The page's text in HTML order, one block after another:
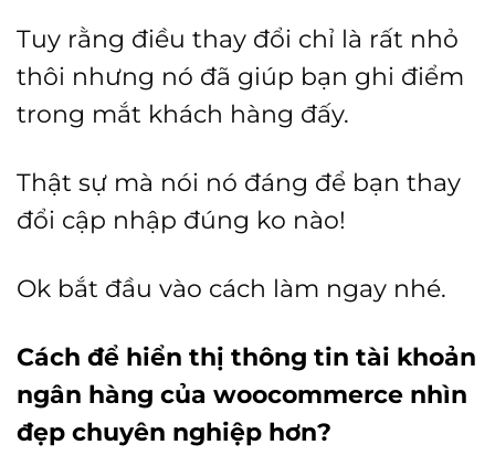
Tuy rằng điều thay đổi chỉ là rất nhỏ
thôi nhưng nó đã giúp bạn ghi điểm
trong mắt khách hàng đấy.
Thật sự mà nói nó đáng để bạn thay
đổi cập nhập đúng ko nào!
Ok bắt đầu vào cách làm ngay nhé.
Cách để hiển thị thông tin tài khoản
ngân hàng của woocommerce nhìn
đẹp chuyên nghiệp hơn?